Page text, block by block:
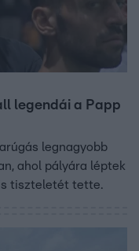
legendái a Papp
legnagyobb
ahol pályára léptek
tiszteletét tette.